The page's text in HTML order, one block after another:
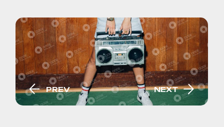
PREV NEXT